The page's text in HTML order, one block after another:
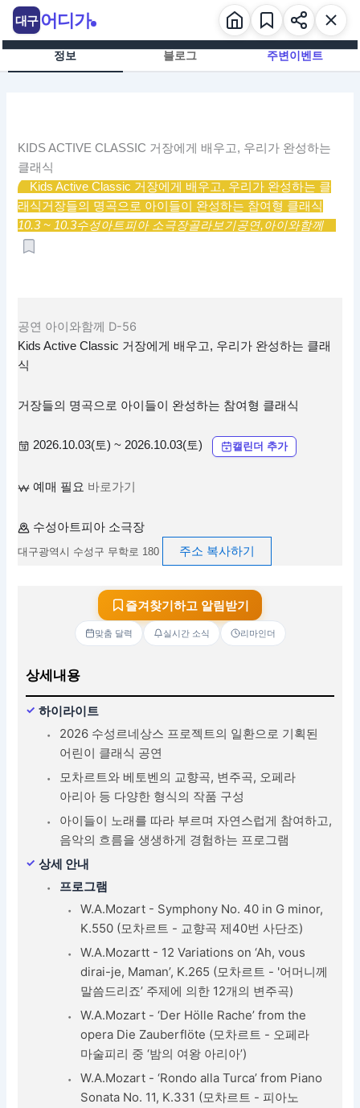
츠
정보 블로그 주변이벤트
KIDS ACTIVE CLASSIC 거장에게 배우고, 우리가 완성하는
클래식
Kids Active Classic 거장에게 배우고, 우리가 완성하는 클
래식거장들의 명곡으로 아이들이 완성하는 참여형 클래식
10.3 ~ 10.3수성아트피아 소극장골라보기공연,아이와함께
공연 아이와함께 D-56
Kids Active Classic 거장에게 배우고, 우리가 완성하는 클래
식
거장들의 명곡으로 아이들이 완성하는 참여형 클래식
2026.10.03(토) ~ 2026.10.03(토) 캘린더 추가
예매 필요 바로가기
수성아트피아 소극장
대구광역시 수성구 무학로 180 주소 복사하기
즐겨찾기하고 알림받기
맞춤 달력 실시간 소식 리마인더
상세내용
하이라이트
2026 수성르네상스 프로젝트의 일환으로 기획된
어린이 클래식 공연
모차르트와 베토벤의 교향곡, 변주곡, 오페라
아리아 등 다양한 형식의 작품 구성
아이들이 노래를 따라 부르며 자연스럽게 참여하고,
음악의 흐름을 생생하게 경험하는 프로그램
상세 안내
프로그램
W.A.Mozart - Symphony No. 40 in G minor,
K.550 (모차르트 - 교향곡 제40번 사단조)
W.A.Mozartt - 12 Variations on ‘Ah, vous
dirai-je, Maman’, K.265 (모차르트 - '어머니께
말씀드리죠’ 주제에 의한 12개의 변주곡)
W.A.Mozart - ‘Der Hölle Rache’ from the
opera Die Zauberflöte (모차르트 - 오페라
마술피리 중 ‘밤의 여왕 아리아’)
W.A.Mozart - ‘Rondo alla Turca’ from Piano
Sonata No. 11, K.331 (모차르트 - 피아노
대구 어디가